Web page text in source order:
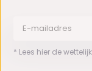
* Lees hier de